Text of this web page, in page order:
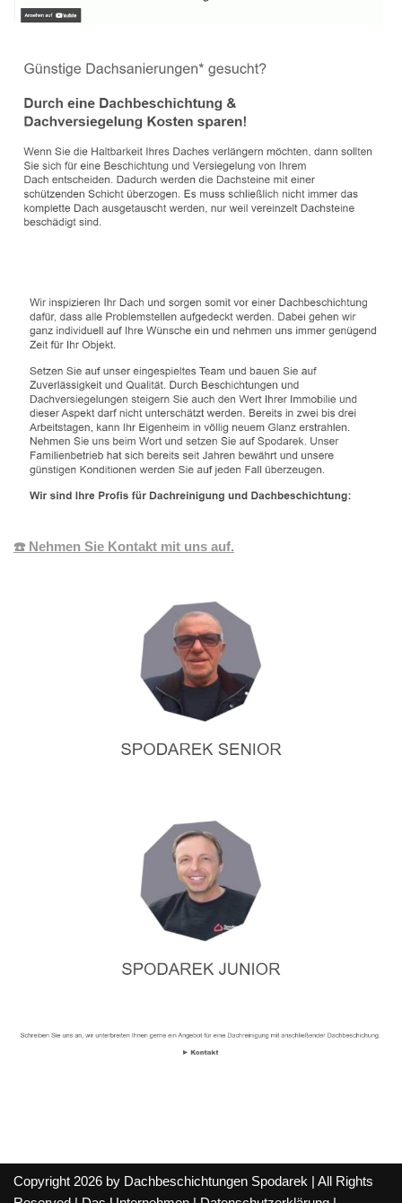
☎️ Nehmen Sie Kontakt mit uns auf.
Copyright 2026 by Dachbeschichtungen Spodarek | All Rights